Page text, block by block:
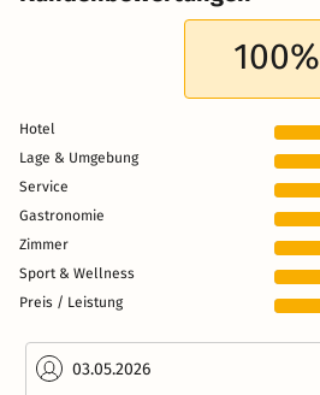
100%
Hotel
Lage & Umgebung
Service
Gastronomie
Zimmer
Sport & Wellness
Preis / Leistung
03.05.2026